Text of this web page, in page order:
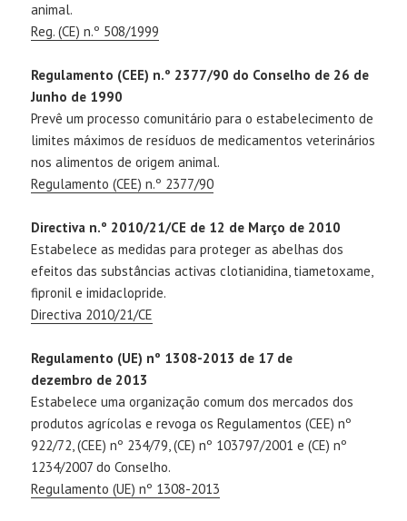
animal.
Reg. (CE) n.º 508/1999
Regulamento (CEE) n.º 2377/90 do Conselho de 26 de
Junho de 1990
Prevê um processo comunitário para o estabelecimento de
limites máximos de resíduos de medicamentos veterinários
nos alimentos de origem animal.
Regulamento (CEE) n.º 2377/90
Directiva n.º 2010/21/CE de 12 de Março de 2010
Estabelece as medidas para proteger as abelhas dos
efeitos das substâncias activas clotianidina, tiametoxame,
fipronil e imidaclopride.
Directiva 2010/21/CE
Regulamento (UE) nº 1308-2013 de 17 de
dezembro de 2013
Estabelece uma organização comum dos mercados dos
produtos agrícolas e revoga os Regulamentos (CEE) nº
922/72, (CEE) nº 234/79, (CE) nº 103797/2001 e (CE) nº
1234/2007 do Conselho.
Regulamento (UE) nº 1308-2013